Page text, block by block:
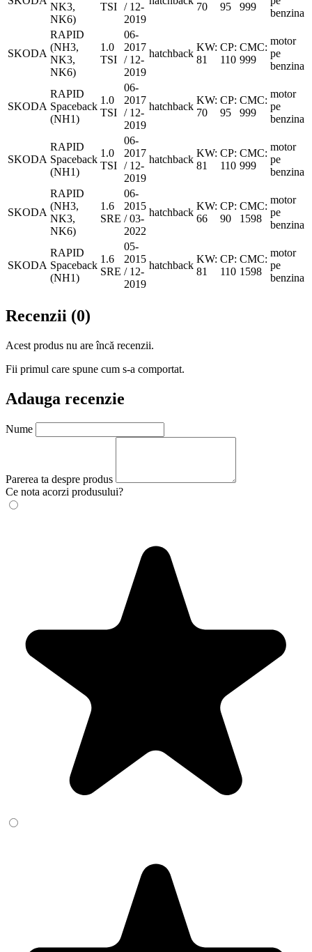
NK3,
NK6)
TSI / 12-
2019
70
95
999
benzina
SKODA
RAPID
(NH3,
NK3,
NK6)
1.0
TSI
06-
2017
/ 12-
2019
hatchback
KW:
81
CP:
110
CMC:
999
motor
pe
benzina
SKODA
RAPID
Spaceback
(NH1)
1.0
TSI
06-
2017
/ 12-
2019
hatchback
KW:
70
CP:
95
CMC:
999
motor
pe
benzina
SKODA
RAPID
Spaceback
(NH1)
1.0
TSI
06-
2017
/ 12-
2019
hatchback
KW:
81
CP:
110
CMC:
999
motor
pe
benzina
SKODA
RAPID
(NH3,
NK3,
NK6)
1.6
SRE
06-
2015
/ 03-
2022
hatchback
KW:
66
CP:
90
CMC:
1598
motor
pe
benzina
SKODA
RAPID
Spaceback
(NH1)
1.6
SRE
05-
2015
/ 12-
2019
hatchback
KW:
81
CP:
110
CMC:
1598
motor
pe
benzina
Recenzii (0)
Acest produs nu are încă recenzii.
Fii primul care spune cum s-a comportat.
Adauga recenzie
Nume
Parerea ta despre produs
Ce nota acorzi produsului?